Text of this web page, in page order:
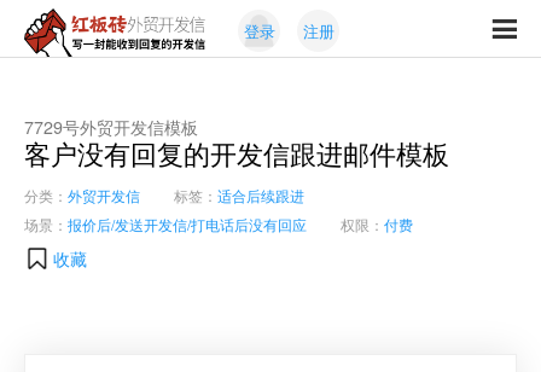
红
砖
外
贸
开
发
信
封
能
到
回
复
登录 注册
7729号外贸开发信模板
客户没有回复的开发信跟进邮件模板
分类： 外贸开发信 标签： 适合后续跟进
场景： 报价后/发送开发信/打电话后没有回应 权限： 付费
收藏